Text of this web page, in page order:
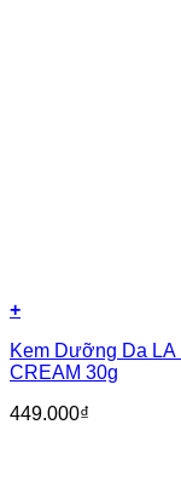
+
Kem Dưỡng Da LA
CREAM 30g
449.000₫